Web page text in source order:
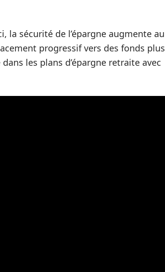
la sécurité de l’épargne augmente au
progressif vers des fonds plus
les plans d’épargne retraite avec